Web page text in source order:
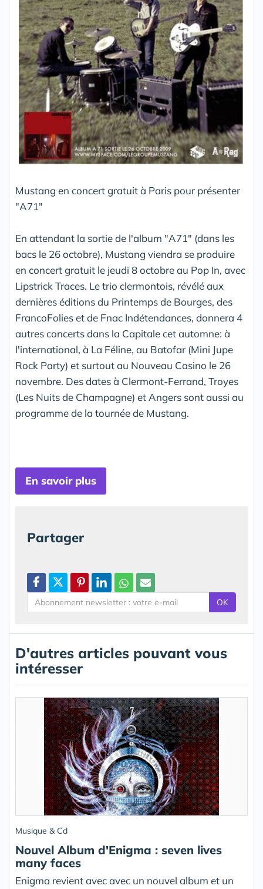
Mustang en concert gratuit à Paris pour présenter
"A71"
En attendant la sortie de l'album "A71" (dans les
bacs le 26 octobre), Mustang viendra se produire
en concert gratuit le jeudi 8 octobre au Pop In, avec
Lipstrick Traces. Le trio clermontois, révélé aux
dernières éditions du Printemps de Bourges, des
FrancoFolies et de Fnac Indétendances, donnera 4
autres concerts dans la Capitale cet automne: à
l'international, à La Féline, au Batofar (Mini Jupe
Rock Party) et surtout au Nouveau Casino le 26
novembre. Des dates à Clermont-Ferrand, Troyes
(Les Nuits de Champagne) et Angers sont aussi au
programme de la tournée de Mustang.
En savoir plus
Partager
OK
D'autres articles pouvant vous
intéresser
Musique & Cd
Nouvel Album d'Enigma : seven lives
many faces
Enigma revient avec avec un nouvel album et un